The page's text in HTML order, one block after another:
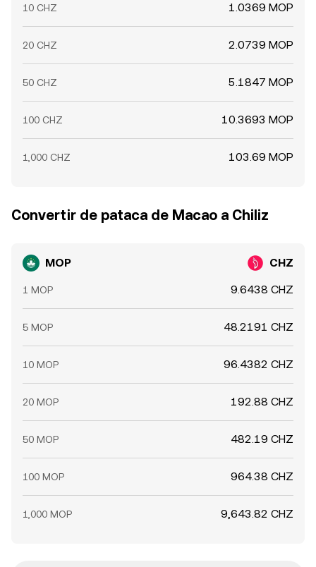
10 CHZ 1.0369 MOP
20 CHZ 2.0739 MOP
50 CHZ 5.1847 MOP
100 CHZ 10.3693 MOP
1,000 CHZ 103.69 MOP
Convertir de pataca de Macao a Chiliz
MOP CHZ
1 MOP 9.6438 CHZ
5 MOP 48.2191 CHZ
10 MOP 96.4382 CHZ
20 MOP 192.88 CHZ
50 MOP 482.19 CHZ
100 MOP 964.38 CHZ
1,000 MOP 9,643.82 CHZ